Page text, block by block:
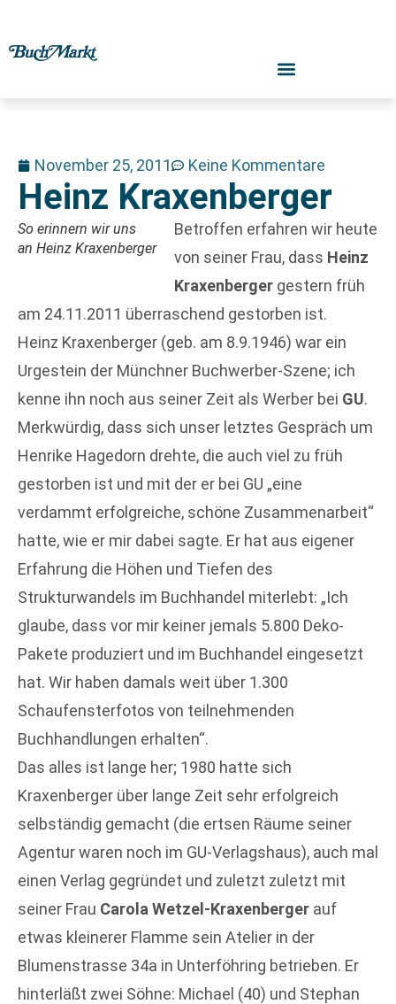
November 25, 2011 Keine Kommentare
Heinz Kraxenberger
So erinnern wir uns
an Heinz Kraxenberger
Betroffen erfahren wir heute
von seiner Frau, dass Heinz
Kraxenberger gestern früh
am 24.11.2011 überraschend gestorben ist.
Heinz Kraxenberger (geb. am 8.9.1946) war ein
Urgestein der Münchner Buchwerber-Szene; ich
kenne ihn noch aus seiner Zeit als Werber bei GU.
Merkwürdig, dass sich unser letztes Gespräch um
Henrike Hagedorn drehte, die auch viel zu früh
gestorben ist und mit der er bei GU „eine
verdammt erfolgreiche, schöne Zusammenarbeit“
hatte, wie er mir dabei sagte. Er hat aus eigener
Erfahrung die Höhen und Tiefen des
Strukturwandels im Buchhandel miterlebt: „Ich
glaube, dass vor mir keiner jemals 5.800 Deko-
Pakete produziert und im Buchhandel eingesetzt
hat. Wir haben damals weit über 1.300
Schaufensterfotos von teilnehmenden
Buchhandlungen erhalten“.
Das alles ist lange her; 1980 hatte sich
Kraxenberger über lange Zeit sehr erfolgreich
selbständig gemacht (die ertsen Räume seiner
Agentur waren noch im GU-Verlagshaus), auch mal
einen Verlag gegründet und zuletzt zuletzt mit
seiner Frau Carola Wetzel-Kraxenberger auf
etwas kleinerer Flamme sein Atelier in der
Blumenstrasse 34a in Unterföhring betrieben. Er
hinterläßt zwei Söhne: Michael (40) und Stephan